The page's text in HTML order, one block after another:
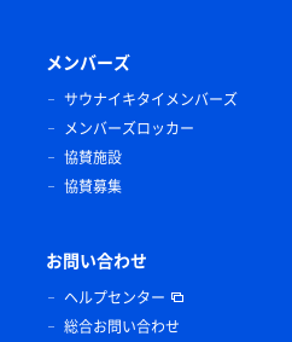
メンバーズ
サウナイキタイメンバーズ
メンバーズロッカー
協賛施設
協賛募集
お問い合わせ
ヘルプセンター
総合お問い合わせ